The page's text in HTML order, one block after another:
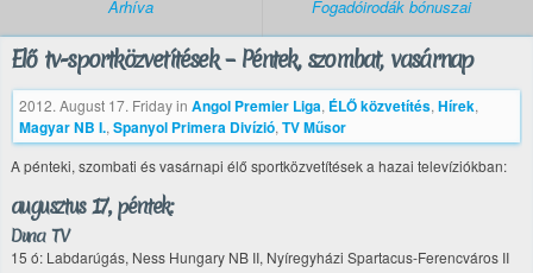
Arhíva Fogadóirodák bónuszai
Élő tv-sportközvetítések – Péntek, szombat, vasárnap
2012. August 17. Fridayin Angol Premier Liga, ÉLŐ közvetítés, Hírek,
Magyar NB I., Spanyol Primera Divízió, TV Műsor
A pénteki, szombati és vasárnapi élő sportközvetítések a hazai televíziókban:
augusztus 17., péntek:
Duna TV
15 ó: Labdarúgás, Ness Hungary NB II, Nyíregyházi Spartacus-Ferencváros II